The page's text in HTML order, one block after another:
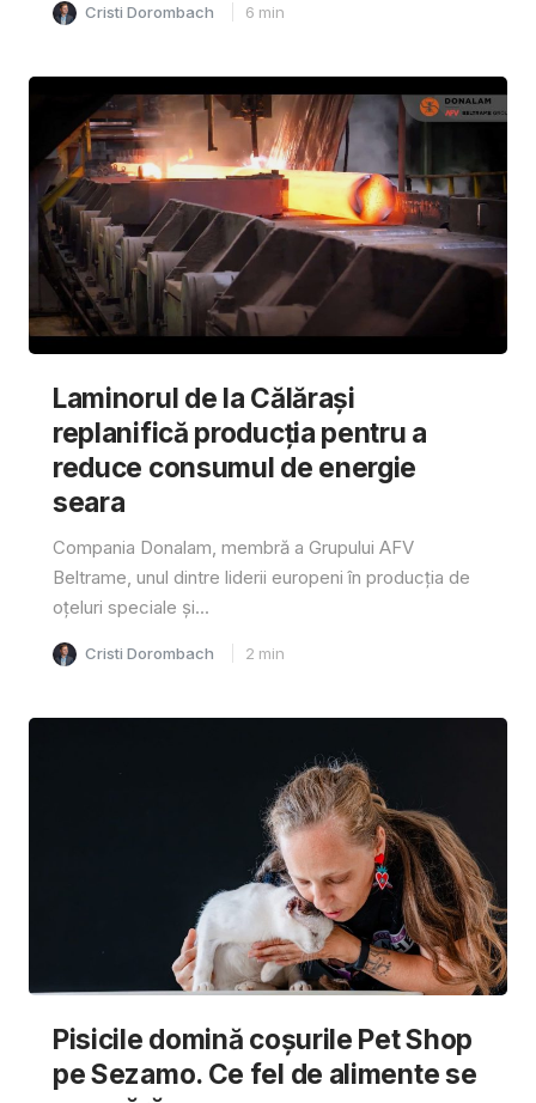
Cristi Dorombach 6 min
Laminorul de la Călărași
replanifică producția pentru a
reduce consumul de energie
seara
Compania Donalam, membră a Grupului AFV
Beltrame, unul dintre liderii europeni în producția de
oțeluri speciale și...
Cristi Dorombach 2 min
Pisicile domină coșurile Pet Shop
pe Sezamo. Ce fel de alimente se